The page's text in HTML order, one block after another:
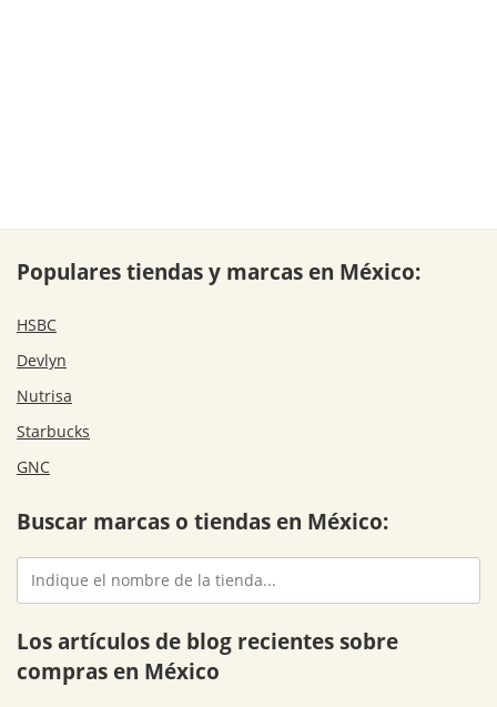
Populares tiendas y marcas en México:
HSBC
Devlyn
Nutrisa
Starbucks
GNC
Buscar marcas o tiendas en México:
Los artículos de blog recientes sobre
compras en México